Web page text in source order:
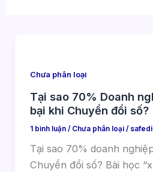
Chưa phân loại
Tại sao 70% Doanh
bại khi Chuyển đổi số?
1 bình luận / Chưa phân loại/
Tại sao 70% doanh
Chuyển đổi số? Bài học